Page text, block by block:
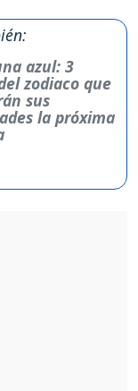
azul: 3
zodiaco que
sus
la próxima